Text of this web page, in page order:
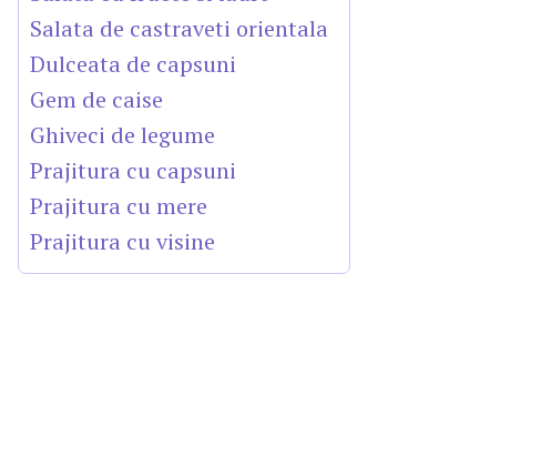
Salata de castraveti orientala
Dulceata de capsuni
Gem de caise
Ghiveci de legume
Prajitura cu capsuni
Prajitura cu mere
Prajitura cu visine